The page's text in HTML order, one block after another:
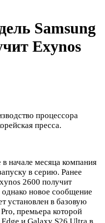
Samsung
Exynos
процессора
пресса.
начале месяца компания
в серию. Ранее
2600 получит
новое сообщение
установлен в базовую
премьера которой